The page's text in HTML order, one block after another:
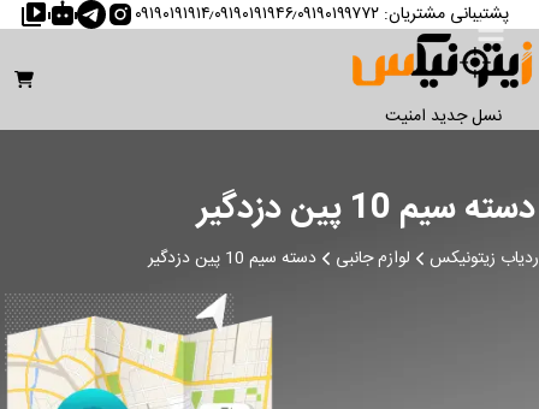
پشتیبانی مشتریان: ۰۹۱۹۰۱۹۱۹۱۴٫۰۹۱۹۰۱۹۱۹۴۶٫۰۹۱۹۰۱۹۹۷۷۲
نسل جدید امنیت
دسته سیم 10 پین دزدگیر
ردیاب زیتونیکس لوازم جانبی دسته سیم 10 پین دزدگیر